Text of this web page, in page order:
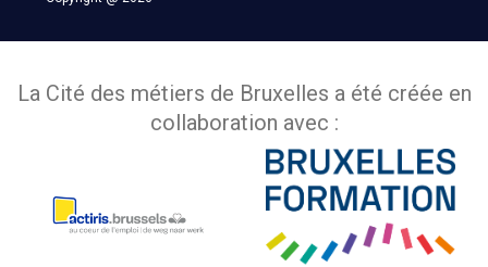
La Cité des métiers de Bruxelles a été créée en
collaboration avec :